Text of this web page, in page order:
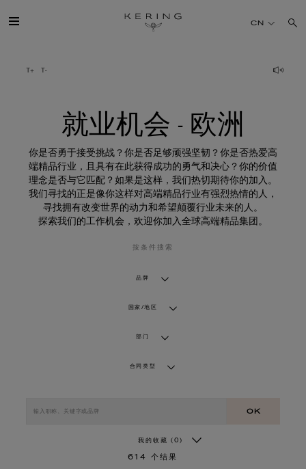
业
机
可持续发展
FINANCE
加入我们
CN
就业机会 - 欧洲
你是否勇于接受挑战？你是否足够顽强坚韧？你是否热爱高
端精品行业，且具有在此获得成功的勇气和决心？你的价值
理念是否与它匹配？如果是这样，我们热切期待你的加入。
我们寻找的正是像你这样对高端精品行业有强烈热情的人，
寻找拥有改变世界的动力和希望颠覆行业未来的人。
探索我们的工作机会，欢迎你加入全球高端精品集团。
按条件搜索
品牌
国家/地区
部门
合同类型
OK
我的收藏 (0)
614 个结果